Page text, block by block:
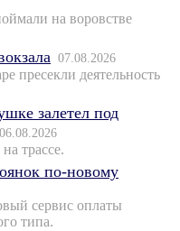
на воровстве
07.08.2026
пресекли деятельность
залетел под
06.08.2026
трассе.
по-новому
сервис оплаты
типа.